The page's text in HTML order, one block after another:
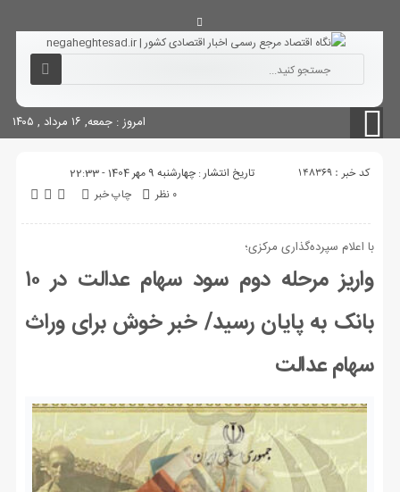
آگهی های دولتی چاپ شناسنامه سایت
امروز : جمعه, ۱۶ مرداد , ۱۴۰۵
کد خبر : 148369
تاریخ انتشار : چهارشنبه 9 مهر 1404 - 22:33
چاپ خبر
۰ نظر
با اعلام سپرده‌گذاری مرکزی؛
واریز مرحله دوم سود سهام عدالت در ۱۰
بانک به پایان رسید/ خبر خوش برای وراث
سهام عدالت